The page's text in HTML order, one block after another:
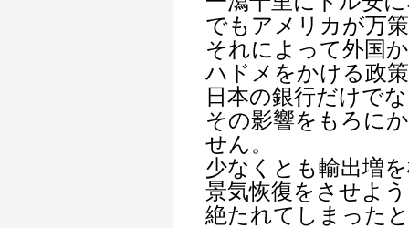
でもアメリカが万
それによって外国
ハドメをかける政
日本の銀行だけで
その影響をもろに
せん。
少なくとも輸出増
景気恢復をさせよ
絶たれてしまった